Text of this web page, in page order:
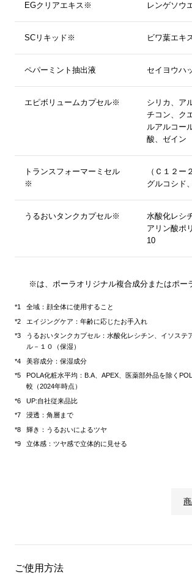
EGクリアエキス※ レンゲソウ
SCリキッド※ ビワ葉エキ
ペパーミント抽出液 セイヨウハ
エピボリュームカプセル※
シリカ、ア
チコン、ク
ルアルコー
酸、ゼイン
トランスフォーマーミセル
※
（Ｃ１２ー
グルコシド
うるおいタンクカプセル※
水酸化レシ
アリン酸ポ
10
※は、ポーラオリジナル複合成分またはポー
全域：顔全体に使用すること
エイジングケア：年齢に応じたお手入れ
うるおいタンクカプセル：水酸化レシチン、イソステ
ル－１０（保湿）
美容成分：保湿成分
POLA化粧水平均：B.A、APEX、医薬部外品を除く
較（2024年時点）
UP:自社従来品比
浸透：角層まで
輝き：うるおいによるツヤ
立体感：ツヤ感で立体的に見せる
ご使用方法